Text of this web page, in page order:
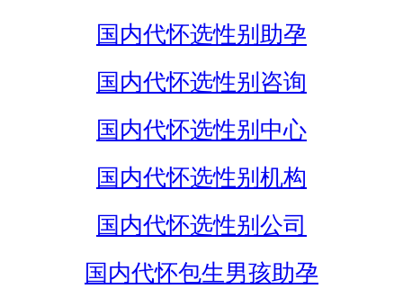
国内代怀选性别助孕
国内代怀选性别咨询
国内代怀选性别中心
国内代怀选性别机构
国内代怀选性别公司
国内代怀包生男孩助孕